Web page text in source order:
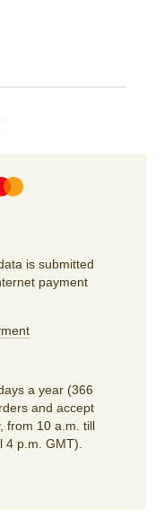
is submitted
payment
a year (366
and accept
from 10 a.m. till
p.m. GMT).